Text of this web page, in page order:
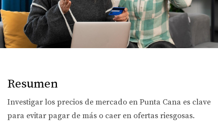
Resumen
Investigar los precios de mercado en Punta Cana es clave
para evitar pagar de más o caer en ofertas riesgosas.